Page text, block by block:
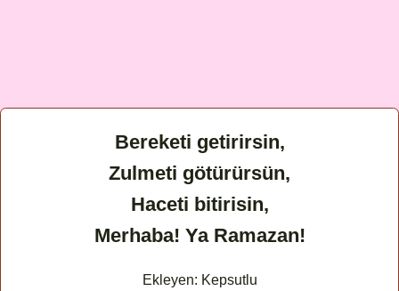
Bereketi getirirsin,
Zulmeti götürürsün,
Haceti bitirisin,
Merhaba! Ya Ramazan!
Ekleyen: Kepsutlu